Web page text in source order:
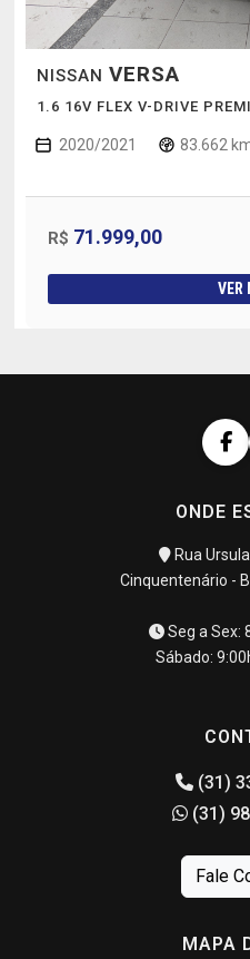
NISSAN VERSA
1.6 16V FLEX V-DRIVE
2020/2021 83.662
R$ 71.999,00
VER
ONDE
Rua
Cinquentenário -
Seg a Sex:
Sábado:
(31)
(31)
Fale
MAPA